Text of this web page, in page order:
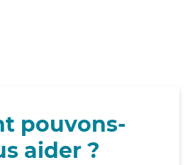
pouvons-
aider ?